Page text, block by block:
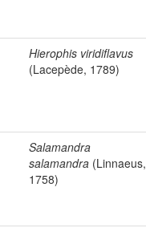
Hierophis viridiflavus
(Lacepède, 1789)
Salamandra
salamandra (Linnaeus,
1758)